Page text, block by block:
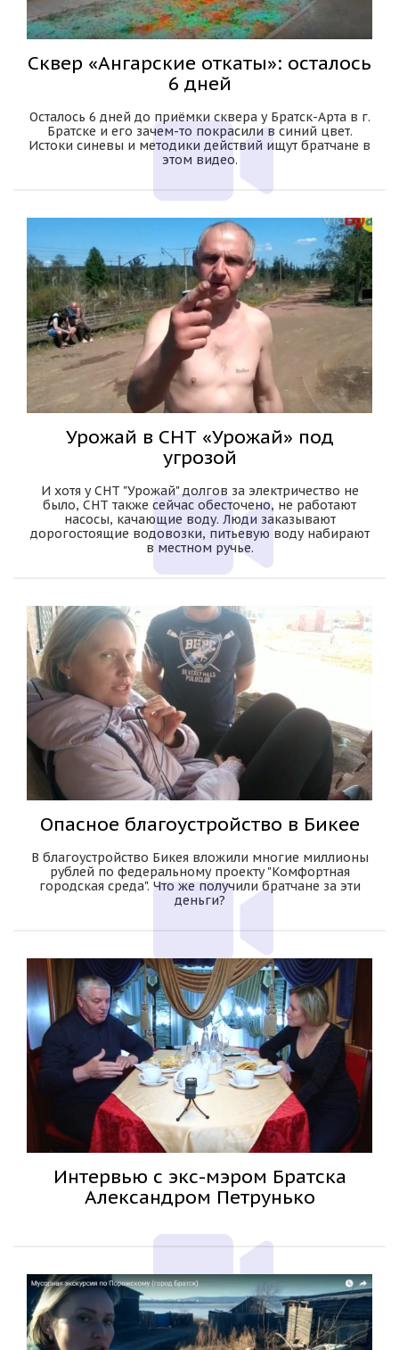
Сквер «Ангарские откаты»: осталось
6 дней
Осталось 6 дней до приёмки сквера у Братск-Арта в г.
Братске и его зачем-то покрасили в синий цвет.
Истоки синевы и методики действий ищут братчане в
этом видео.
Урожай в СНТ «Урожай» под
угрозой
И хотя у СНТ "Урожай" долгов за электричество не
было, СНТ также сейчас обесточено, не работают
насосы, качающие воду. Люди заказывают
дорогостоящие водовозки, питьевую воду набирают
в местном ручье.
Опасное благоустройство в Бикее
В благоустройство Бикея вложили многие миллионы
рублей по федеральному проекту "Комфортная
городская среда". Что же получили братчане за эти
деньги?
Интервью с экс-мэром Братска
Александром Петрунько